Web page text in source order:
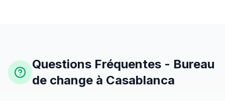
Questions Fréquentes - Bureau
de change à Casablanca